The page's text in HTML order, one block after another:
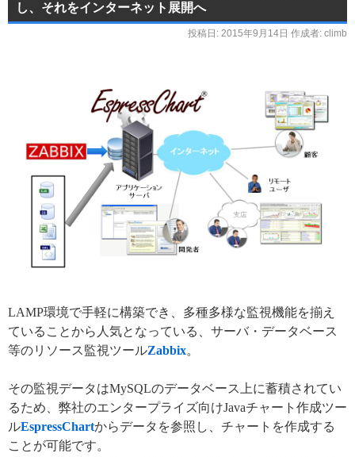
し、それをインターネット展開へ
投稿日: 2015年9月14日 作成者: climb
LAMP環境で手軽に構築でき、多種多様な監視機能を揃え
ていることから人気となっている、サーバ・データベース
等のリソース監視ツールZabbix。
その監視データはMySQLのデータベース上に蓄積されてい
るため、弊社のエンタープライズ向けJavaチャート作成ツー
ルEspressChartからデータを参照し、チャートを作成する
ことが可能です。